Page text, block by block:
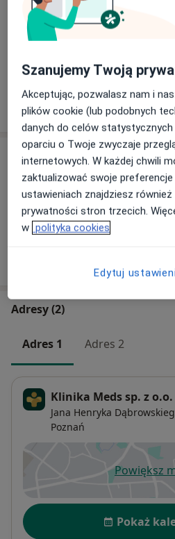
Pokażo
Usługi i ceny
Konsultacja laryngologiczna
Od 450 zł Szczegóły
W jaki sposób ustalane są
Adresy (2)
Adres 1 Adres 2
Klinika Meds sp. z o.o.
Jana Henryka
Poznań
Powiększ
Dostępność
Pokaż
Szanujemy Twoją
Akceptując, pozwalasz nam i
plików cookie (lub podobnych
danych do celów
oparciu o Twoje zwyczaje
internetowych. W każdej chwili
zaktualizować swoje
ustawieniach znajdziesz również
prywatności stron trzecich.
w polityka cookies
Edytuj